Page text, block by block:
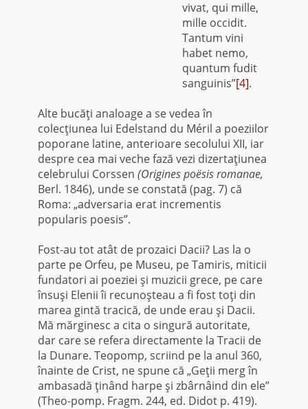
vivat, qui mille,
mille occidit.
Tantum vini
habet nemo,
quantum fudit
sanguinis”[4].
Alte bucăţi analoage a se vedea în
colecţiunea lui Edelstand du Méril a poeziilor
poporane latine, anterioare secolului XII, iar
despre cea mai veche fază vezi dizertaţiunea
celebrului Corssen (Origines poësis romanae,
Berl. 1846), unde se constată (pag. 7) că
Roma: „adversaria erat incrementis
popularis poesis”.
Fost-au tot atât de prozaici Dacii? Las la o
parte pe Orfeu, pe Museu, pe Tamiris, miticii
fundatori ai poeziei şi muzicii grece, pe care
însuşi Elenii îi recunoşteau a fi fost toţi din
marea gintă tracică, de unde erau şi Dacii.
Mă mărginesc a cita o singură autoritate,
dar care se refera directamente la Tracii de
la Dunare. Teopomp, scriind pe la anul 360,
înainte de Crist, ne spune că „Geţii merg în
ambasadă ţinând harpe şi zbârnâind din ele”
(Theo-pomp. Fragm. 244, ed. Didot p. 419).